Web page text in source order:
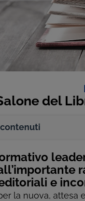
del
e
la nuova, attesa